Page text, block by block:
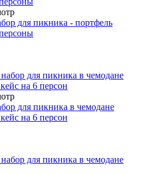
для пикника - портфель
для пикника в чемодане
на 6 персон